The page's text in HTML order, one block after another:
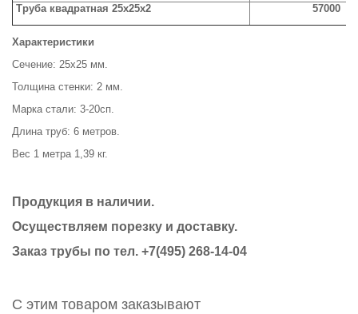
Труба квадратная 25х25х2
57000
Характеристики
Сечение: 25х25 мм.
Толщина стенки: 2 мм.
Марка стали: 3-20сп.
Длина труб: 6 метров.
Вес 1 метра 1,39 кг.
Продукция в наличии.
Осуществляем порезку и доставку.
Заказ трубы по тел. +7(495) 268-14-04
С этим товаром заказывают